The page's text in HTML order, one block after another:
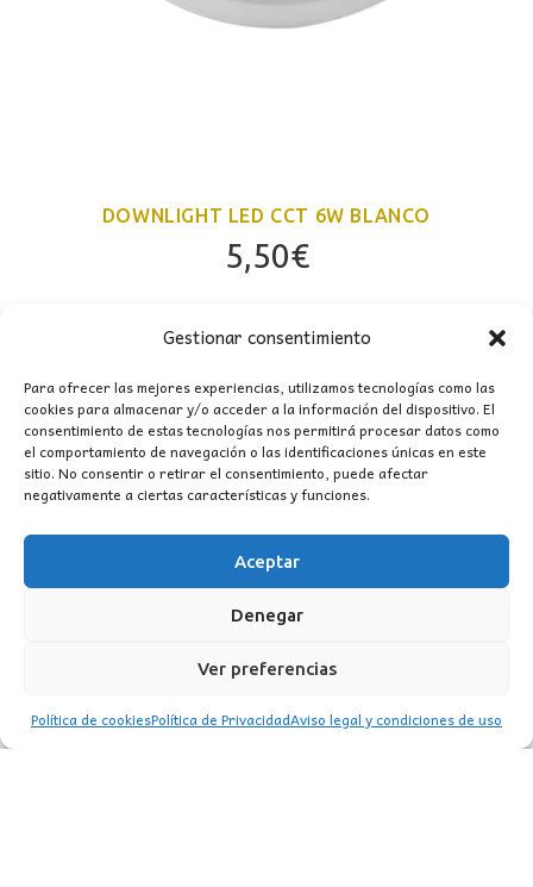
Gestionar consentimiento
Para ofrecer las mejores experiencias, utilizamos tecnologías como las
cookies para almacenar y/o acceder a la información del dispositivo. El
consentimiento de estas tecnologías nos permitirá procesar datos como
el comportamiento de navegación o las identificaciones únicas en este
sitio. No consentir o retirar el consentimiento, puede afectar
negativamente a ciertas características y funciones.
Aceptar
Denegar
Ver preferencias
Política de cookiesPolítica de PrivacidadAviso legal y condiciones de uso
DOWNLIGHT LED CCT 6W BLANCO
5,50€
CONTACTO
WhatsApp
TikTok
Instagram